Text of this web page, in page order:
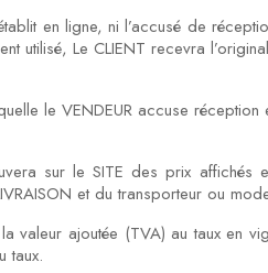
en ligne, ni l’accusé de
utilisé, Le CLIENT recevra
le VENDEUR accuse
sur le SITE des prix
et du transporteur ou
valeur ajoutée (TVA) au taux en
taux.